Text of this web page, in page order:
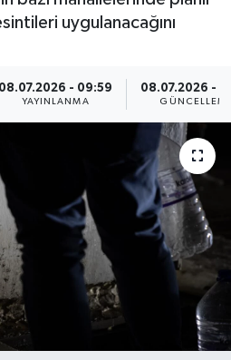
uygulanacağını
08.07.2026 - 09:59
YAYINLANMA
08.07.2026 -